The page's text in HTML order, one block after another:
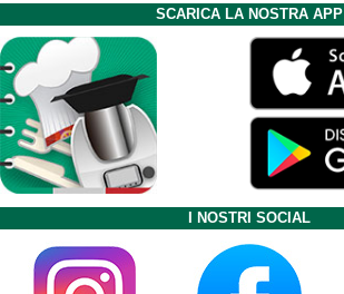
SCARICA LA NOSTRA APP
I NOSTRI SOCIAL